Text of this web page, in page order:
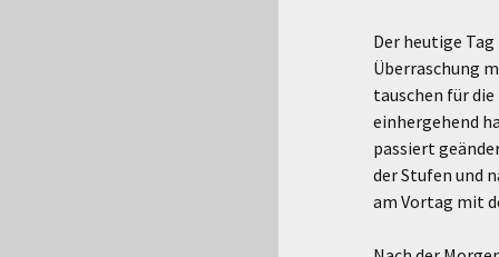
Der heutige
Überraschung
tauschen für
einhergehend
passiert
der Stufen und
am Vortag mit